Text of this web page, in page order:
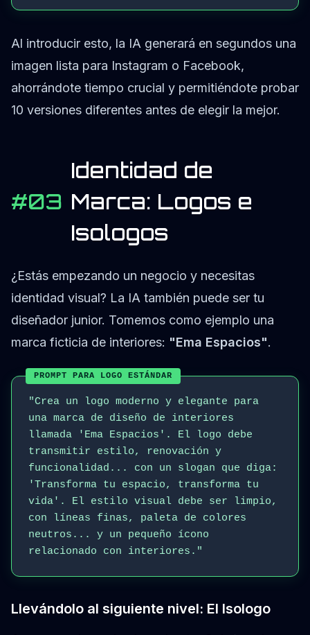
Al introducir esto, la IA generará en segundos una
imagen lista para Instagram o Facebook,
ahorrándote tiempo crucial y permitiéndote probar
10 versiones diferentes antes de elegir la mejor.
#03
Identidad de
Marca: Logos e
Isologos
¿Estás empezando un negocio y necesitas
identidad visual? La IA también puede ser tu
diseñador junior. Tomemos como ejemplo una
marca ficticia de interiores: "Ema Espacios".
PROMPT PARA LOGO ESTÁNDAR
"Crea un logo moderno y elegante para
una marca de diseño de interiores
llamada 'Ema Espacios'. El logo debe
transmitir estilo, renovación y
funcionalidad... con un slogan que diga:
'Transforma tu espacio, transforma tu
vida'. El estilo visual debe ser limpio,
con líneas finas, paleta de colores
neutros... y un pequeño ícono
relacionado con interiores."
Llevándolo al siguiente nivel: El Isologo